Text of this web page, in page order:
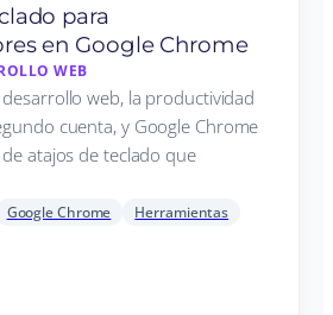
para
en Google Chrome
WEB
web, la productividad
cuenta, y Google Chrome
atajos de teclado que
Google Chrome Herramientas